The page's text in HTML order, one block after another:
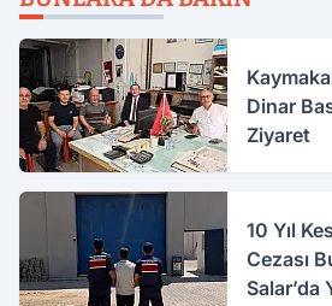
Dinar
Ziyaret
10 Yıl
Cezası
Salar’da